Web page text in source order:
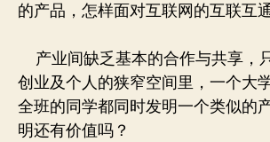
的产品，怎样面对互联网的互联互
产业间缺乏基本的合作与共享，
创业及个人的狭窄空间里，一个大
全班的同学都同时发明一个类似的
明还有价值吗？